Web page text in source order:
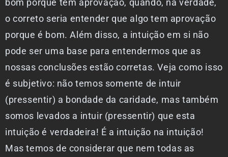
bom porque tem aprovação, quando, na verdade,
o correto seria entender que algo tem aprovação
porque é bom. Além disso, a intuição em si não
pode ser uma base para entendermos que as
nossas conclusões estão corretas. Veja como isso
é subjetivo: não temos somente de intuir
(pressentir) a bondade da caridade, mas também
somos levados a intuir (pressentir) que esta
intuição é verdadeira! É a intuição na intuição!
Mas temos de considerar que nem todas as